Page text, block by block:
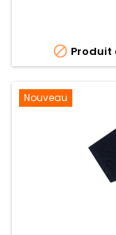
 Produit
Nouveau